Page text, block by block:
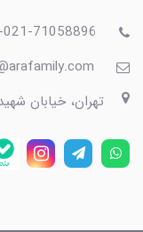
تهران، خیابان